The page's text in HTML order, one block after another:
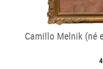
Camillo Melnik (né